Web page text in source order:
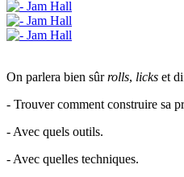
On parlera bien sûrrolls, licks et
- Trouver comment construire sa
- Avec quels outils.
- Avec quelles techniques.